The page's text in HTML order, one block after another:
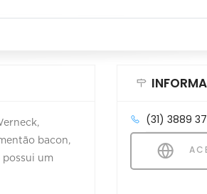
bacon,
um
(31) 3889